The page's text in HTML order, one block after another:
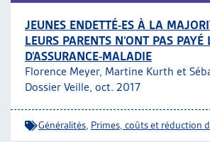
JEUNES ENDETTÉ-ES À LA
LEURS PARENTS N’ONT PAS PAYÉ
D’ASSURANCE-MALADIE
Florence Meyer, Martine Kurth et
Dossier Veille, oct. 2017
Généralités Primes, coûts et réduction